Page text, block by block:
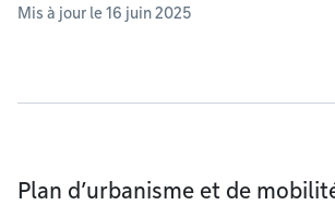
Mis à jour le 16 juin 2025
Plan d’urbanisme et de